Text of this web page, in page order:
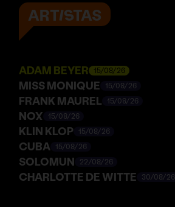
ARTISTAS
ADAM BEYER 15/08/26
MISS MONIQUE 15/08/26
FRANK MAUREL 15/08/26
NOX 15/08/26
KLIN KLOP 15/08/26
CUBA 15/08/26
SOLOMUN 22/08/26
CHARLOTTE DE WITTE 30/08/26